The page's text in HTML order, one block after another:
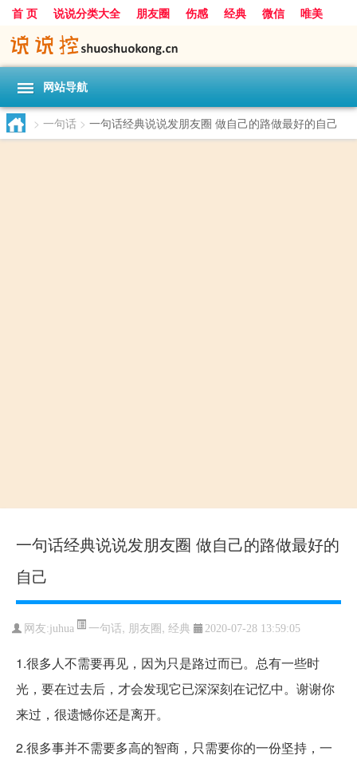
首 页 说说分类大全 朋友圈 伤感 经典 微信
唯美
励志
爱情 搞笑
网站导航
> 一句话 > 一句话经典说说发朋友圈 做自己的路做最好的自己
一句话经典说说发朋友圈 做自己的路做最好的
自己
网友:juhua 一句话, 朋友圈, 经典 2020-07-28 13:59:05
1.很多人不需要再见，因为只是路过而已。总有一些时
光，要在过去后，才会发现它已深深刻在记忆中。谢谢你
来过，很遗憾你还是离开。
2.很多事并不需要多高的智商，只需要你的一份坚持，一